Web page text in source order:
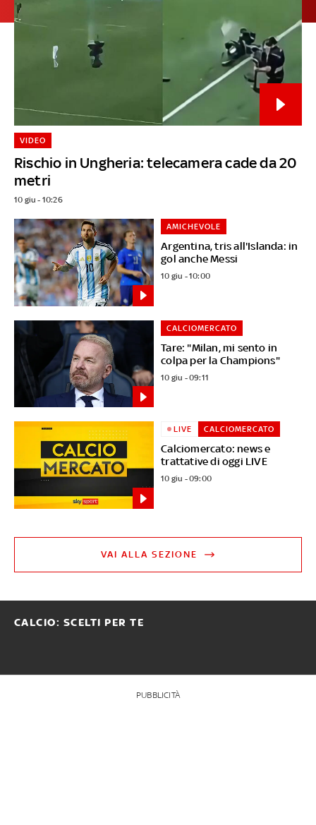
Rischio in Ungheria: telecamera cade da 20
metri
VIDEO
10 giu - 10:26
Argentina, tris all'Islanda: in
gol anche Messi
AMICHEVOLE
10 giu - 10:00
Tare: "Milan, mi sento in
colpa per la Champions"
CALCIOMERCATO
10 giu - 09:11
Calciomercato: news e
trattative di oggi LIVE
LIVE CALCIOMERCATO
10 giu - 09:00
VAI ALLA SEZIONE
CALCIO: SCELTI PER TE
PUBBLICITÀ